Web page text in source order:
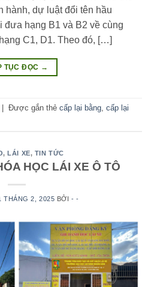
hành, dự luật đổi tên hầu
hạng B1 và B2 về cùng
C1, D1. Theo đó, […]
TỤC ĐỌC →
Được gắn thẻ cấp lại bằng, cấp lại
,LÁI XE, TIN TỨC
HỌC LÁI XE Ô TÔ
THÁNG 2, 2025 BỞI- -